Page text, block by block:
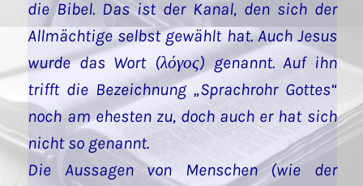
die Bibel. Das ist der Kanal, den sich der
Allmächtige selbst gewählt hat. Auch Jesus
wurde das Wort (λόγος) genannt. Auf ihn
trifft die Bezeichnung „Sprachrohr Gottes“
noch am ehesten zu, doch auch er hat sich
nicht so genannt.
Die Aussagen von Menschen (wie der